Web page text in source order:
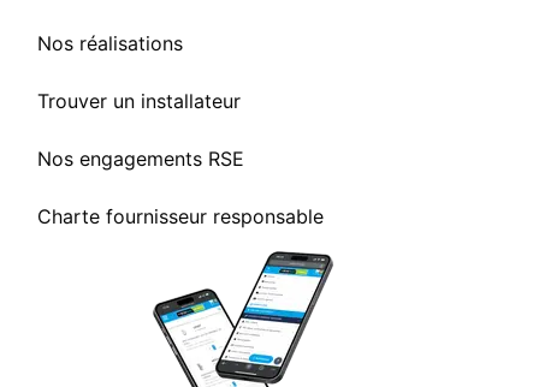
Nos réalisations
Trouver un installateur
Nos engagements RSE
Charte fournisseur responsable